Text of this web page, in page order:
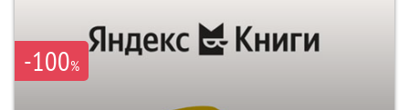
-100%